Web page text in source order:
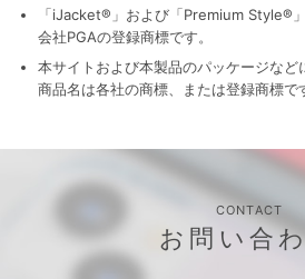
「iJacket®」および「Premium Style®
会社PGAの登録商標です。
本サイトおよび本製品のパッケージなど
商品名は各社の商標、または登録商標で
CONTACT
お問い合